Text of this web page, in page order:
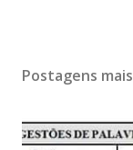
Postagens